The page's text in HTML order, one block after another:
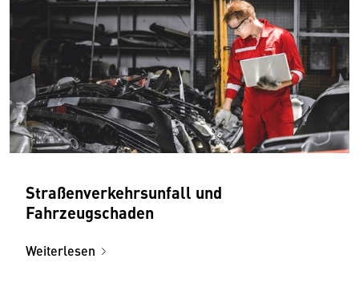
Straßenverkehrsunfall und
Fahrzeugschaden
Weiterlesen